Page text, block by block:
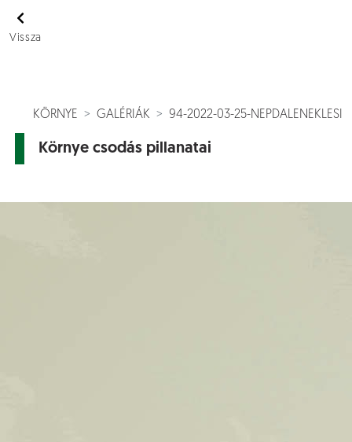
Vissza
KÖRNYE GALÉRIÁK 94-2022-03-25-NEPDALENEKLESI
Környe csodás pillanatai